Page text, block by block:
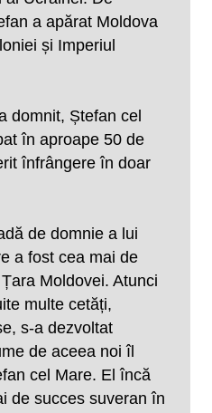
a apărat Moldova
și Imperiul
domnit, Ștefan cel
în aproape 50 de
înfrângere în doar
de domnie a lui
a fost cea mai de
Moldovei. Atunci
multe cetăți,
s-a dezvoltat
de aceea noi îl
cel Mare. El încă
de succes suveran în